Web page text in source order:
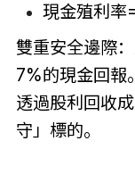
現金殖利
雙重安全邊際
7%的現金回報
透過股利回收
守」標的。